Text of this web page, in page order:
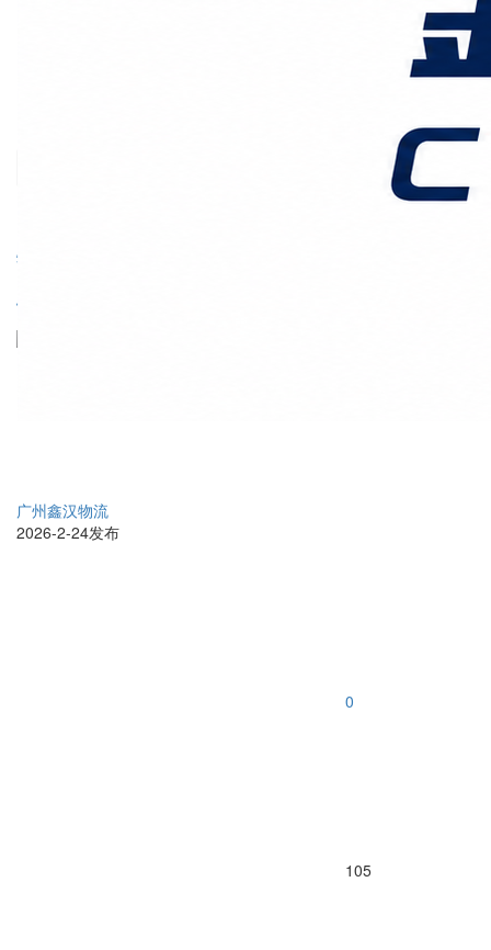
特种设备跨省运输：如何
确保道路合规与运输安全
广州鑫汉物流
2026-2-24发布
0
105